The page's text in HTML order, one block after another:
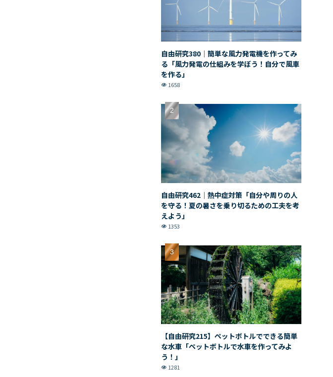
自由研究380｜簡単な風力発電機を作ってみ
る「風力発電の仕組みを学ぼう！自分で風車
を作る」
1658
自由研究462｜熱中症対策「自分や周りの人
を守る！夏の暑さを乗り切るための工夫を考
えよう」
1353
【自由研究215】ペットボトルでできる簡単
な水車「ペットボトルで水車を作ってみよ
う！」
1281